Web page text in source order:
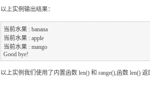
以上实例输出结果：
当前水果 : banana
当前水果 : apple
当前水果 : mango
以上实例我们使用了内置函数 len() 和 range(),函数 len()